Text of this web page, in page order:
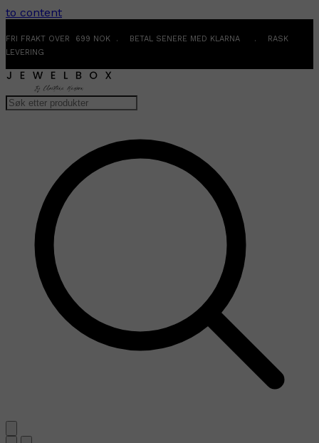
to content
FRI FRAKT OVER 699 NOK . BETAL SENERE MED KLARNA . RASK
LEVERING